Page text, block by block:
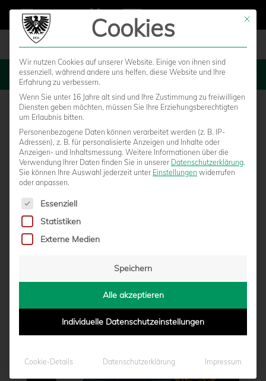
MENU
HEUTE IM LIVESTREAM: SC PREUSSEN – V
vonMarcel Weskamp|19.09.2020 - 08:00
Mit
Cookies
Wir nutzen Cookies auf unserer Website. Einige von ihnen sind
essenziell, während andere uns helfen, diese Website und Ihre
Erfahrung zu verbessern.
Wenn Sie unter 16 Jahre alt sind und Ihre Zustimmung zu freiwilligen
Diensten geben möchten, müssen Sie Ihre Erziehungsberechtigten
um Erlaubnis bitten.
Personenbezogene Daten können verarbeitet werden (z. B. IP-
Adressen), z. B. für personalisierte Anzeigen und Inhalte oder
Anzeigen- und Inhaltsmessung. Weitere Informationen über die
Verwendung Ihrer Daten finden Sie in unserer Datenschutzerklärung.
Sie können Ihre Auswahl jederzeit unter Einstellungen widerrufen
oder anpassen.
Es folgt eine Liste der Service-Gruppen, für die eine
Essenziell
Statistiken
Externe Medien
Speichern
Alle akzeptieren
Individuelle Datenschutzeinstellungen
Cookie-Details Datenschutzerklärung Impressum